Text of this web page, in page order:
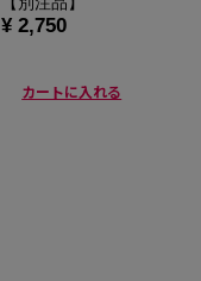
¥ 2,750
カートに入れる